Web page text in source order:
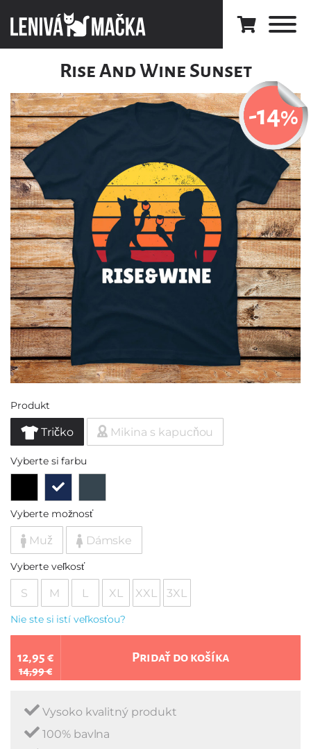
Rise And Wine Sunset
-14%
Produkt
Tričko Mikina s kapucňou
Vyberte si farbu
Vyberte možnosť
Muž Dámske
Vyberte veľkosť
S M L XL XXL 3XL
Nie ste si istí veľkosťou?
12,95 €
14,99 €
Pridať do košíka
Vysoko kvalitný produkt
100% bavlna